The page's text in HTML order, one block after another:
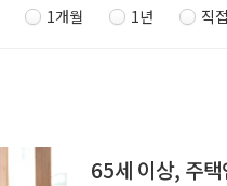
1개월 1년 직
65세 이상, 주